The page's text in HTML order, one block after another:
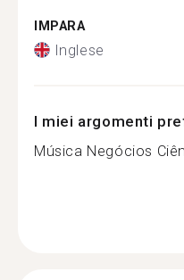
IMPARA
Inglese
I miei argomenti
Música Negócios